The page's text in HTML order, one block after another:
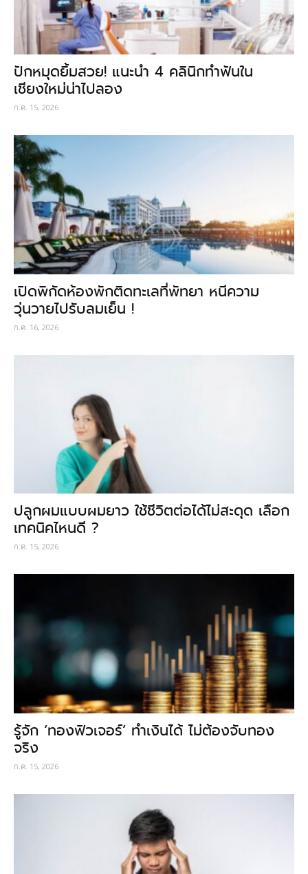
ปักหมุดยิ้มสวย! แนะนำ 4 คลินิกทำฟันใน
เชียงใหม่น่าไปลอง
ก.ค. 15, 2026
เปิดพิกัดห้องพักติดทะเลที่พัทยา หนีความ
วุ่นวายไปรับลมเย็น !
ก.ค. 16, 2026
ปลูกผมแบบผมยาว ใช้ชีวิตต่อได้ไม่สะดุด เลือก
เทคนิคไหนดี ?
ก.ค. 15, 2026
รู้จัก ‘ทองฟิวเจอร์’ ทำเงินได้ ไม่ต้องจับทอง
จริง
ก.ค. 15, 2026